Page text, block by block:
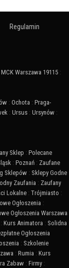
Regulamin
MCK Warszawa 19115 :
: Ochota : Praga-
: Ursus : Ursynów :
Sklep : Polecane
: Poznań : Zaufane
Sklepów : Sklepy Godne
Zaufania : Zaufany
Lokalne : Trójmiasto :
Ogłoszenia :
Ogłoszenia Warszawa
: Kurs Animatora : Solidna
Ogłoszenia
: Szkolenie
: Rumia : Kurs
Zabaw : Firmy :